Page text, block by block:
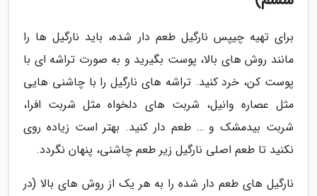
برای تهیه چیپس نارگیل طعم دار شده، باید نارگیل ها را
مانند روش های بالا، پوست بگیرید و به صورت تراشه ای با
پوست کن، خرد کنید. تراشه های نارگیل را با چاشنی هایی
مثل عصاره وانیل، شربت های دلخواه مثل شربت افرا،
شربت بیدمشک و … طعم دار کنید. بهتر است زیاده روی
نکنید تا طعم اصلی نارگیل زیر طعم چاشنی، پنهان نگردد.
نارگیل های طعم دار شده را به هر یک از روش های بالا (در